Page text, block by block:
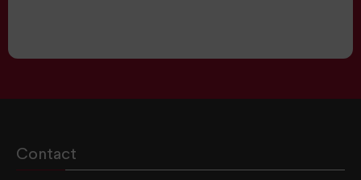
Contact